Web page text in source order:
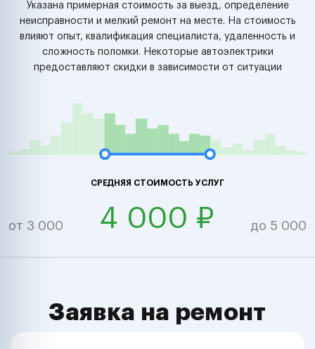
Указана примерная стоимость за выезд, определение
неисправности и мелкий ремонт на месте. На стоимость
влияют опыт, квалификация специалиста, удаленность и
сложность поломки. Некоторые автоэлектрики
предоставляют скидки в зависимости от ситуации
СРЕДНЯЯ СТОИМОСТЬ УСЛУГ
от 3 000 4 000 ₽ до 5 000
Заявка на ремонт